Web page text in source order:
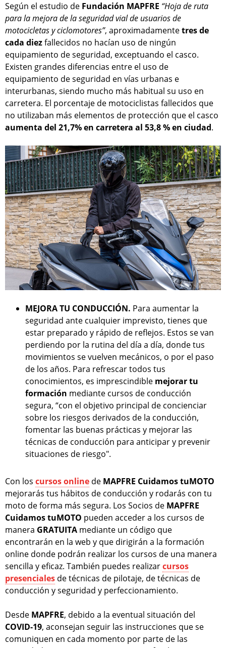
Según el estudio de Fundación MAPFRE “Hoja de ruta
para la mejora de la seguridad vial de usuarios de
motocicletas y ciclomotores”, aproximadamentetres de
cada diezfallecidos no hacían uso de ningún
equipamiento de seguridad, exceptuando el casco.
Existen grandes diferencias entre el uso de
equipamiento de seguridad en vías urbanas e
interurbanas, siendo mucho más habitual su uso en
carretera. El porcentaje de motociclistas fallecidos que
no utilizaban más elementos de protección que el casco
aumenta del 21,7% en carretera al 53,8 % en ciudad.
MEJORA TU CONDUCCIÓN. Para aumentar la
seguridad ante cualquier imprevisto, tienes que
estar preparado y rápido de reflejos. Estos se van
perdiendo por la rutina del día a día, donde tus
movimientos se vuelven mecánicos, o por el paso
de los años. Para refrescar todos tus
conocimientos, es imprescindible mejorar tu
formación mediante cursos de conducción
segura, “con el objetivo principal de concienciar
sobre los riesgos derivados de la conducción,
fomentar las buenas prácticas y mejorar las
técnicas de conducción para anticipar y prevenir
situaciones de riesgo".
Con los cursos online de MAPFRE Cuidamos tuMOTO
mejorarás tus hábitos de conducción y rodarás con tu
moto de forma más segura. Los Socios de MAPFRE
Cuidamos tuMOTO pueden acceder a los cursos de
manera GRATUITA mediante un código que
encontrarán en la web y que dirigirán a la formación
online donde podrán realizar los cursos de una manera
sencilla y eficaz. También puedes realizarcursos
presenciales de técnicas de pilotaje, de técnicas de
conducción y seguridad y perfeccionamiento.
Desde MAPFRE, debido a la eventual situación del
COVID-19, aconsejan seguir las instrucciones que se
comuniquen en cada momento por parte de las